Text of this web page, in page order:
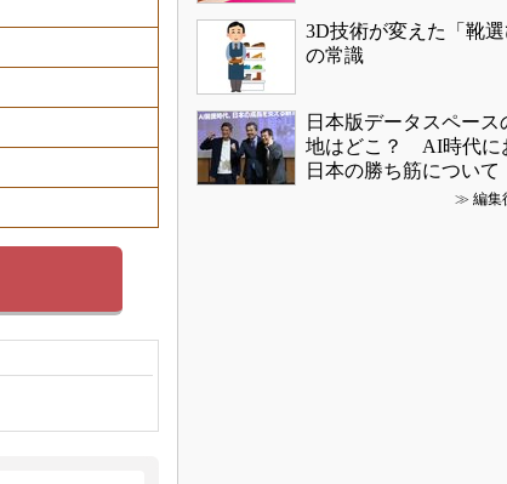
3D技術が変えた「靴選
の常識
日本版データスペース
地はどこ？ AI時代に
日本の勝ち筋について
≫ 編集